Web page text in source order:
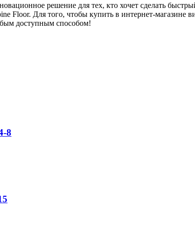
решение для тех, кто хочет сделать
Floor. Для того, чтобы купить в интернет-
доступным способом!
8